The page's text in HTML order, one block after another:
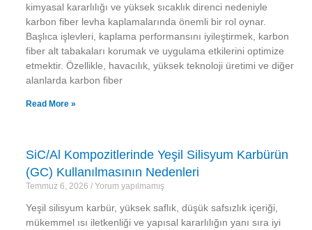
kimyasal kararlılığı ve yüksek sıcaklık direnci nedeniyle
karbon fiber levha kaplamalarında önemli bir rol oynar.
Başlıca işlevleri, kaplama performansını iyileştirmek, karbon
fiber alt tabakaları korumak ve uygulama etkilerini optimize
etmektir. Özellikle, havacılık, yüksek teknoloji üretimi ve diğer
alanlarda karbon fiber
Read More »
SiC/Al Kompozitlerinde Yeşil Silisyum Karbürün
(GC) Kullanılmasının Nedenleri
Temmuz 6, 2026 Yorum yapılmamış
Yeşil silisyum karbür, yüksek saflık, düşük safsızlık içeriği,
mükemmel ısı iletkenliği ve yapısal kararlılığın yanı sıra iyi